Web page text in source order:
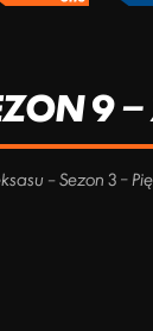
9
– Sezon 3 –